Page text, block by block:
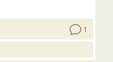
1